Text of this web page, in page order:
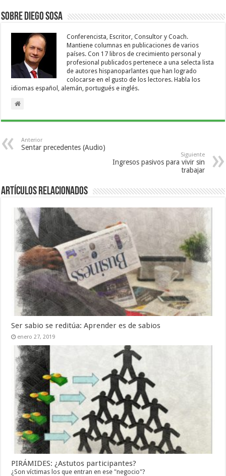
Sobre Diego Sosa
Conferencista, Escritor, Consultor y Coach.
Mantiene columnas en publicaciones de varios
países. Con 17 libros de crecimiento personal y
profesional publicados pertenece a una selecta lista
de autores hispanoparlantes que han logrado
colocarse en el gusto de los lectores. Habla los
idiomas español, alemán, portugués e inglés.
Anterior
Sentar precedentes (Audio)
Siguiente
Ingresos pasivos para vivir sin
trabajar
Artículos relacionados
Ser sabio se reditúa: Aprender es de sabios
enero 27, 2019
PIRÁMIDES: ¿Astutos participantes?
¿Son víctimas los que entran en ese "negocio"?